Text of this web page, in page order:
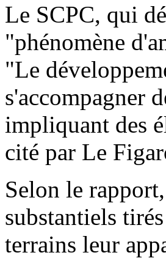
Le SCPC, qui
"phénomène
"Le
s'accompagner
impliquant des
cité par Le
Selon le
substantiels
terrains leur